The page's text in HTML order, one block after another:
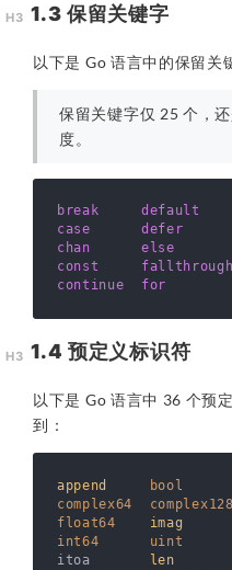
1.3 保留关键字
以下是 Go 语言中的保留关
保留关键字仅 25 个，
度。
break default
case
defer
chan
else
const
fallthrough
continue
for
1.4 预定义标识符
以下是 Go 语言中 36 个预
到：
append bool
complex64
complex128
float64
imag
int64
uint
itoa
len